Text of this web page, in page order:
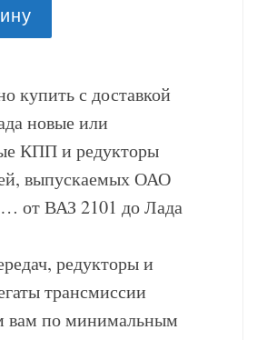
купить с доставкой
новые или
КПП и редукторы
выпускаемых ОАО
от ВАЗ 2101 до Лада
редукторы и
трансмиссии
вам по минимальным